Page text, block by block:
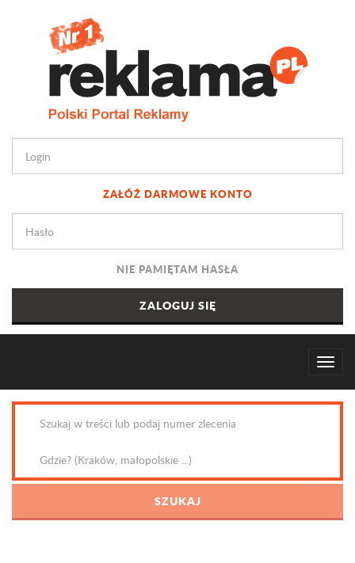
ZAŁÓŻ DARMOWE KONTO
NIE PAMIĘTAM HASŁA